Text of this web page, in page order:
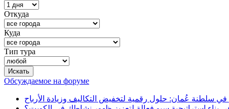
Откуда
Куда
Тип тура
Обсуждаемое на форуме
في سلطنة عُمان: حلول رقمية لتخفيض التكاليف وزيادة الأرباح